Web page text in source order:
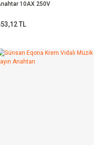
10AX 250V
TL